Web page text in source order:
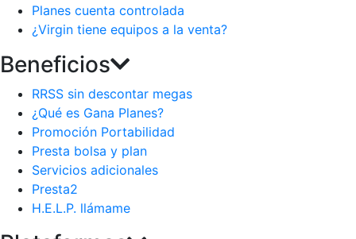
Planes cuenta controlada
¿Virgin tiene equipos a la venta?
Beneficios
RRSS sin descontar megas
¿Qué es Gana Planes?
Promoción Portabilidad
Presta bolsa y plan
Servicios adicionales
Presta2
H.E.L.P. llámame